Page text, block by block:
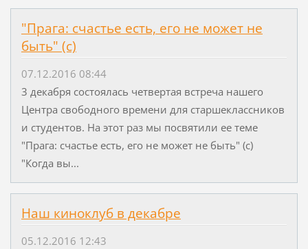
"Прага: счастье есть, его не может не
быть" (с)
07.12.2016 08:44
3 декабря состоялась четвертая встреча нашего
Центра свободного времени для старшеклассников
и студентов. На этот раз мы посвятили ее теме
"Прага: счастье есть, его не может не быть" (с)
"Когда вы...
Наш киноклуб в декабре
05.12.2016 12:43